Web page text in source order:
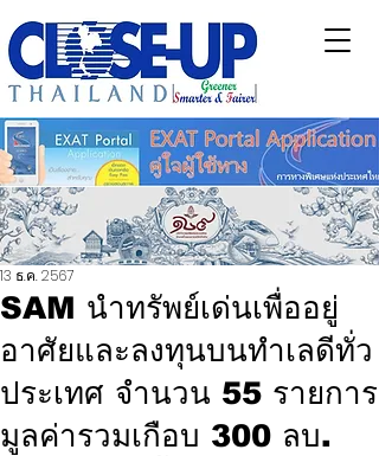
SAM นำทรัพย์เด่นเพื่ออยู่
อาศัยและลงทุนบนทำเลดีทั่ว
ประเทศ จำนวน 55 รายการ
มูลค่ารวมเกือบ 300 ลบ.
13 ธ.ค. 2567